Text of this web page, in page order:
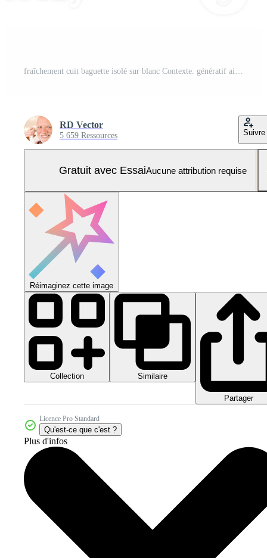
fraîchement cuit baguette isolé sur blanc Contexte. génératif ai Photo Pro
RD Vector
5 659 Ressources Suivre
Gratuit avec EssaiAucune attribution requise
Réimaginez cette image
Collection Similaire
Partager
Licence Pro Standard
Qu'est-ce que c'est ?
Plus d'infos